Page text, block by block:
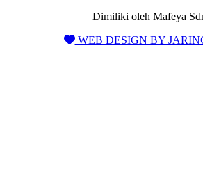
Dimiliki oleh Mafeya
WEB DESIGN BY